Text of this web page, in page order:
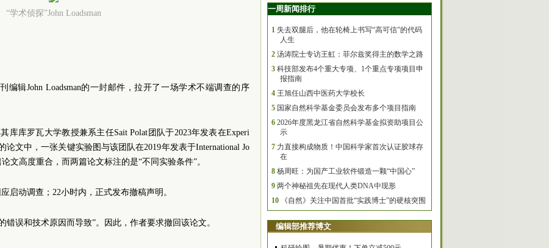
“学术侦探”John Loadsman
编辑John Loadsman的一封邮件，拉开了一场学术不端调查的序
库库罗瓦大学教授兼系主任Sait Polat团队于2023年发表在Experi
论文中，一张关键实验图与该团队在2019年发表于International Jo
文高度重合，而两篇论文标注的是“不同实验条件”。
启动调查；22小时内，正式发布撤稿声明。
错误和技术原因而导致”。因此，作者要求撤回该论文。
一周新闻排行
1 失去双腿后，他在轮椅上书写“高可信”的代码
人生
2 汤涛院士专访王虹：菲尔兹奖得主的数学之路
3 科技部发布4个重大专项、1个重点专项项目申
报指南
4 王旭任山西中医药大学校长
5 国家自然科学基金委员会发布多个项目指南
6 2026年度黑龙江省自然科学基金拟资助项目公
示
7 力直接构成物质！中国科学家首次认证胶球存
在
8 杨周旺：为国产工业软件锻造一颗“中国心”
9 两个神秘祖先在现代人类DNA中现形
10
《自然》关注中国首批“实践博士”的硬核突围
编辑部推荐博文